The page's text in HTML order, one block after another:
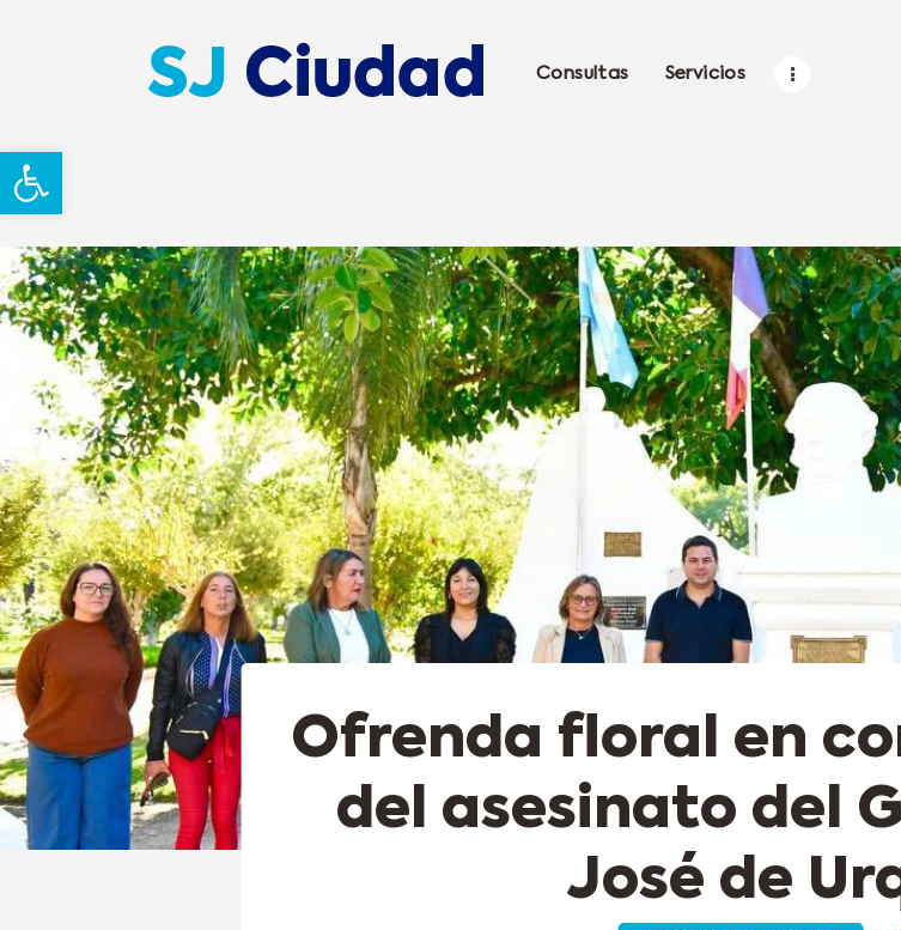
Abrir barra de herramientas
Consultas Servicios
Ofrenda floral en
del asesinato del
José de